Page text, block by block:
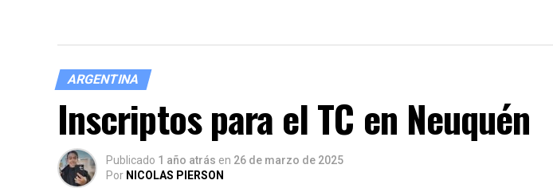
ARGENTINA
Inscriptos para el TC en Neuquén
Publicado 1 año atrás en 26 de marzo de 2025
Por NICOLAS PIERSON